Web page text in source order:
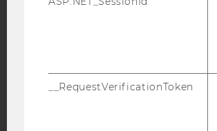
DATENSCHUTZERKLÄRUNG
STUDIENBEWERBER*INNEN UND
COOKIE
__RequestVerificationToken